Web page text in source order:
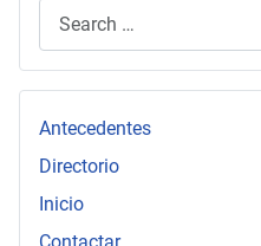
Antecedentes
Directorio
Inicio